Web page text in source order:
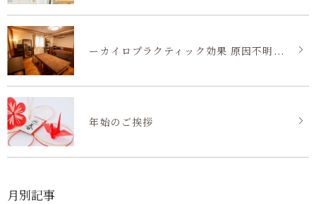
ーカイロプラクティック効果 原因不明...
年始のご挨拶
月別記事